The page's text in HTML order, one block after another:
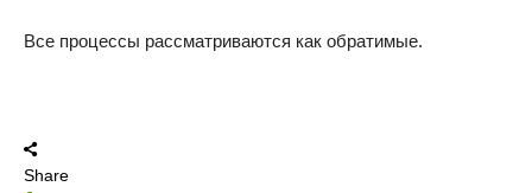
Все процессы рассматриваются как обратимые.
Share